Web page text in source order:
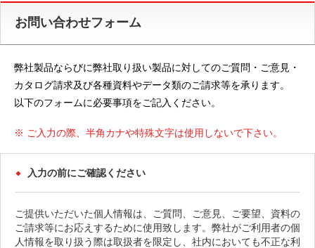
お問い合わせフォーム
弊社製品ならびに弊社取り扱い製品に対してのご質問・ご意見・
カタログ請求及び各種資料やデータ類のご請求等を承ります。
以下のフォームに必要事項をご記入ください。
※ ご入力の際、半角カナや特殊文字は使用しないで下さい。
入力の前にご確認ください
ご提供いただいた個人情報は、ご質問、ご意見、ご要望、資料の
ご請求等にお応えするために使用致します。弊社がご利用者の個
人情報を取り扱う際は取扱者を限定し、社内においても不正な利